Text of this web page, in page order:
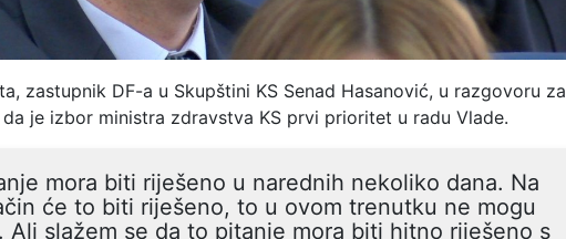
zastupnik DF-a u Skupštini KS Senad Hasanović, u razgovoru za
je izbor ministra zdravstva KS prvi prioritet u radu Vlade.
mora biti riješeno u narednih nekoliko dana. Na
će to biti riješeno, to u ovom trenutku ne mogu
Ali slažem se da to pitanje mora biti hitno riješeno s